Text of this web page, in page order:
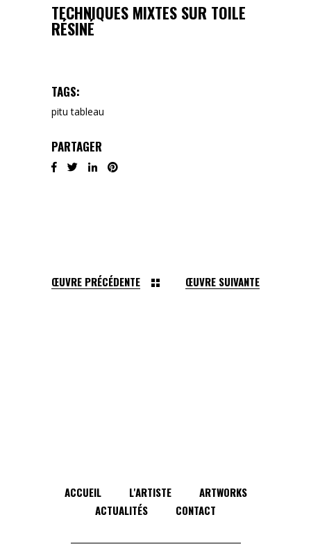
TECHNIQUES MIXTES SUR TOILE
RÉSINÉ
TAGS:
pitu tableau
PARTAGER
ŒUVRE PRÉCÉDENTE ŒUVRE SUIVANTE
ACCUEIL L'ARTISTE
ARTWORKS
ACTUALITÉS
CONTACT